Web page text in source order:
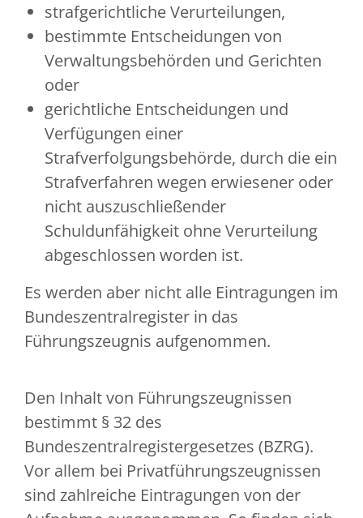
strafgerichtliche Verurteilungen,
bestimmte Entscheidungen von
Verwaltungsbehörden und Gerichten
oder
gerichtliche Entscheidungen und
Verfügungen einer
Strafverfolgungsbehörde, durch die ein
Strafverfahren wegen erwiesener oder
nicht auszuschließender
Schuldunfähigkeit ohne Verurteilung
abgeschlossen worden ist.
Es werden aber nicht alle Eintragungen im
Bundeszentralregister in das
Führungszeugnis aufgenommen.
Den Inhalt von Führungszeugnissen
bestimmt § 32 des
Bundeszentralregistergesetzes (BZRG).
Vor allem bei Privatführungszeugnissen
sind zahlreiche Eintragungen von der